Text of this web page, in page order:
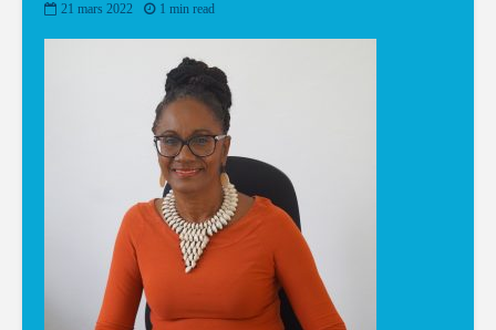
21 mars 2022 1 min read